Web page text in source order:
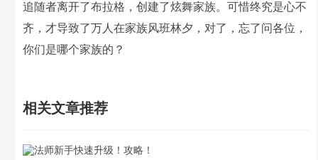
追随者离开了布拉格，创建了炫舞家族。可惜终究是心不
齐，才导致了万人在家族风班林夕，对了，忘了问各位，
你们是哪个家族的？
相关文章推荐